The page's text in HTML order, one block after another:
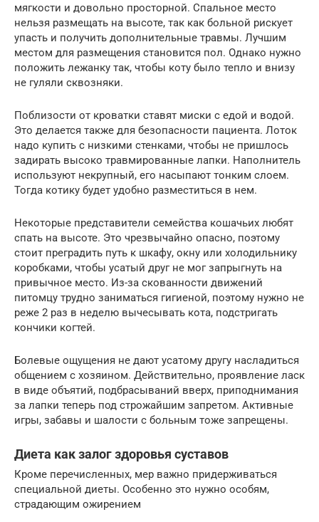
мягкости и довольно просторной. Спальное место
нельзя размещать на высоте, так как больной рискует
упасть и получить дополнительные травмы. Лучшим
местом для размещения становится пол. Однако нужно
положить лежанку так, чтобы коту было тепло и внизу
не гуляли сквозняки.
Поблизости от кроватки ставят миски с едой и водой.
Это делается также для безопасности пациента. Лоток
надо купить с низкими стенками, чтобы не пришлось
задирать высоко травмированные лапки. Наполнитель
используют некрупный, его насыпают тонким слоем.
Тогда котику будет удобно разместиться в нем.
Некоторые представители семейства кошачьих любят
спать на высоте. Это чрезвычайно опасно, поэтому
стоит преградить путь к шкафу, окну или холодильнику
коробками, чтобы усатый друг не мог запрыгнуть на
привычное место. Из-за скованности движений
питомцу трудно заниматься гигиеной, поэтому нужно не
реже 2 раз в неделю вычесывать кота, подстригать
кончики когтей.
Болевые ощущения не дают усатому другу насладиться
общением с хозяином. Действительно, проявление ласк
в виде объятий, подбрасываний вверх, приподнимания
за лапки теперь под строжайшим запретом. Активные
игры, забавы и шалости с больным тоже запрещены.
Диета как залог здоровья суставов
Кроме перечисленных, мер важно придерживаться
специальной диеты. Особенно это нужно особям,
страдающим ожирением